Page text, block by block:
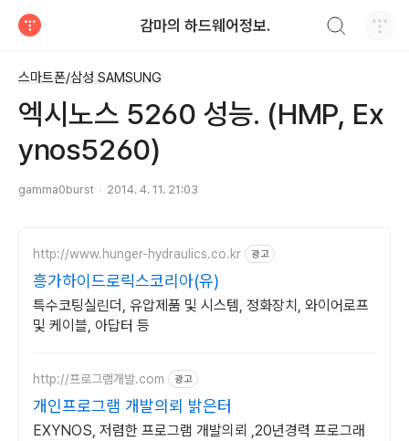
감마의 하드웨어정보.
스마트폰/삼성 SAMSUNG
엑시노스 5260 성능. (HMP, Ex
ynos5260)
gamma0burst 2014. 4. 11. 21:03
http://www.hunger-hydraulics.co.kr 광고
흥가하이드로릭스코리아(유)
특수코팅실린더, 유압제품 및 시스템, 정화장치, 와이어로프
및 케이블, 아답터 등
http://프로그램개발.com 광고
개인프로그램 개발의뢰 밝은터
EXYNOS, 저렴한 프로그램 개발의뢰 ,20년경력 프로그래